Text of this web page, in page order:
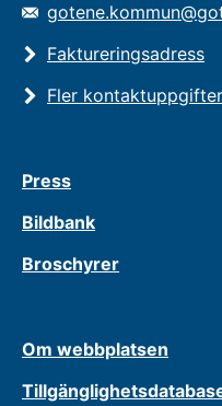
Faktureringsadress
Fler kontaktuppgifter
Press
Bildbank
Broschyrer
Om webbplatsen